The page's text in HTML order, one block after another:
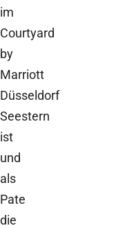
im
Courtyard
by
Marriott
Düsseldorf
Seestern
ist
und
als
Pate
die